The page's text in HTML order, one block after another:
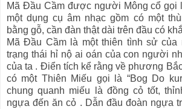
Mã Đầu Cầm được người Mông cổ gọi
một dụng cụ âm nhạc gồm có một
bằng gỗ, cần đàn thật dài trên đầu có
Mã Đầu Cầm là một thiên tình sử của
trạng thái hỉ nộ ai oán của con người
của ta . Điển tích kể rằng về phương
có một Thiên Miếu gọi là “Bog Do
chung quanh miếu là đồng cỏ tốt,
ngựa đến ăn cỏ . Dẫn đầu đoàn ngựa